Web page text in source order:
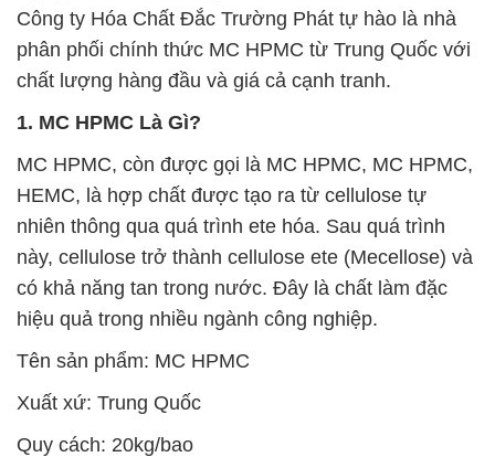
Công ty Hóa Chất Đắc Trường Phát tự hào là nhà
phân phối chính thức MC HPMC từ Trung Quốc với
chất lượng hàng đầu và giá cả cạnh tranh.
1. MC HPMC Là Gì?
MC HPMC, còn được gọi là MC HPMC, MC HPMC,
HEMC, là hợp chất được tạo ra từ cellulose tự
nhiên thông qua quá trình ete hóa. Sau quá trình
này, cellulose trở thành cellulose ete (Mecellose) và
có khả năng tan trong nước. Đây là chất làm đặc
hiệu quả trong nhiều ngành công nghiệp.
Tên sản phẩm: MC HPMC
Xuất xứ: Trung Quốc
Quy cách: 20kg/bao